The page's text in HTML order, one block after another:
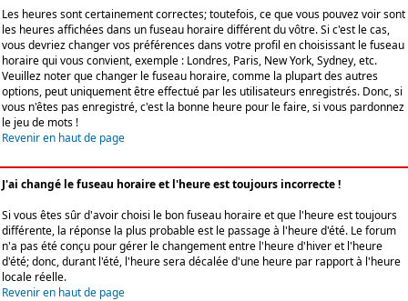
Les heures sont certainement correctes; toutefois, ce que vous pouvez voir sont
les heures affichées dans un fuseau horaire différent du vôtre. Si c'est le cas,
vous devriez changer vos préférences dans votre profil en choisissant le fuseau
horaire qui vous convient, exemple : Londres, Paris, New York, Sydney, etc.
Veuillez noter que changer le fuseau horaire, comme la plupart des autres
options, peut uniquement être effectué par les utilisateurs enregistrés. Donc, si
vous n'êtes pas enregistré, c'est la bonne heure pour le faire, si vous pardonnez
le jeu de mots !
Revenir en haut de page
J'ai changé le fuseau horaire et l'heure est toujours incorrecte !
Si vous êtes sûr d'avoir choisi le bon fuseau horaire et que l'heure est toujours
différente, la réponse la plus probable est le passage à l'heure d'été. Le forum
n'a pas été conçu pour gérer le changement entre l'heure d'hiver et l'heure
d'été; donc, durant l'été, l'heure sera décalée d'une heure par rapport à l'heure
locale réelle.
Revenir en haut de page